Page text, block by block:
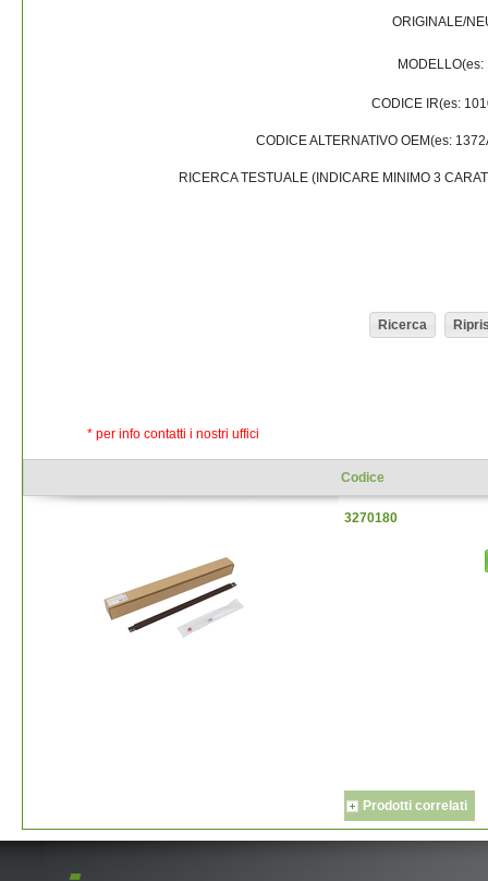
ORIGINALE/
MODELLO(es:
CODICE IR(es:
CODICE ALTERNATIVO OEM(es:
RICERCA TESTUALE (INDICARE MINIMO 3
* per info contatti i nostri uffici
Codice
3270180
Prodotti correlati